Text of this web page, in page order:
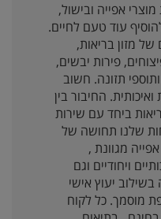
אפייה ובישול,
עוד טעם לחיים.
של מזון בריאות,
פירות יבשים,
תזונה. חשוב
החיבור בין
ביחד עם שירות
שלנו תחושה של
מגוונת ,
ויחודיים וגם
בשילוב יעוץ אישי
מוסמך. כל לקוח